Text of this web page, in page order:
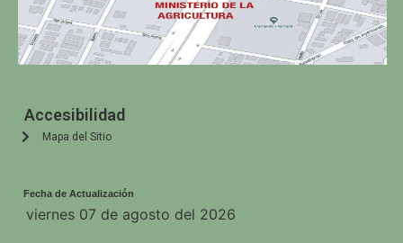
Accesibilidad
Mapa del Sitio
Fecha de Actualización
viernes 07 de agosto del 2026